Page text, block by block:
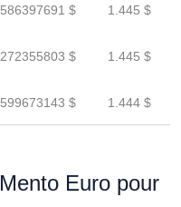
$ 1.445 $
$ 1.445 $
$ 1.444 $
Euro pour